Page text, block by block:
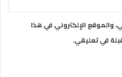
والموقع الإلكتروني في هذا
في تعليقي.